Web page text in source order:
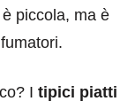
piccola, ma è
I tipici piatti